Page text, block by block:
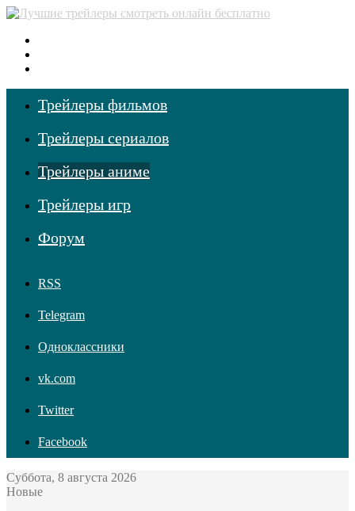
Трейлеры фильмов
Трейлеры сериалов
Трейлеры аниме
Трейлеры игр
Форум
RSS
Telegram
Одноклассники
vk.com
Twitter
Facebook
Суббота, 8 августа 2026
Новые